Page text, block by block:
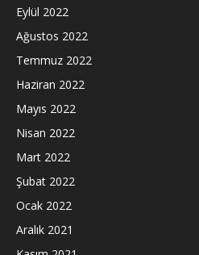
Eylül 2022
Ağustos 2022
Temmuz 2022
Haziran 2022
Mayıs 2022
Nisan 2022
Mart 2022
Şubat 2022
Ocak 2022
Aralık 2021